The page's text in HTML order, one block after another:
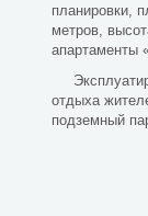
планировки,
метров,
апартаменты
отдыха
подземный